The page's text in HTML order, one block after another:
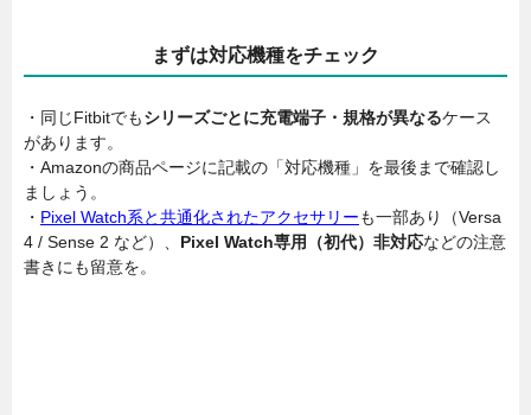
まずは対応機種をチェック
・同じFitbitでもシリーズごとに充電端子・規格が異なるケース
があります。
・Amazonの商品ページに記載の「対応機種」を最後まで確認し
ましょう。
・ Pixel Watch系と共通化されたアクセサリーも一部あり（Versa
4 / Sense 2 など）、 Pixel Watch専用（初代）非対応などの注意
書きにも留意を。